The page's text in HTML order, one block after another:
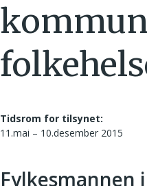
Tidsrom for tilsynet:
11.mai – 10.desember 2015
Fylkesmannen